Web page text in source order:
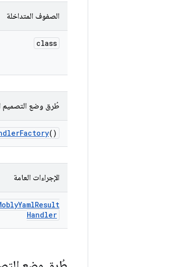
الصفوف المتداخلة
class
طُرق وضع التصميم
Factory()
الإجراءات العامة
YamlResult
Handler